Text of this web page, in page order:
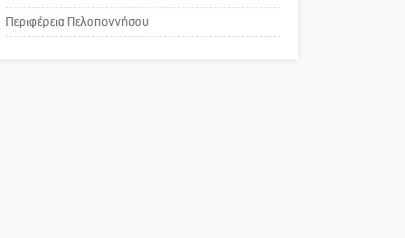
Το δικό σας σχόλιο:
Παράδειγμα κοινωνικής
Περιφέρεια Πελοποννήσου